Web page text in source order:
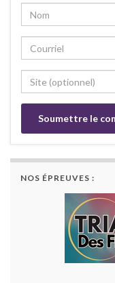
NOS ÉPREUVES :